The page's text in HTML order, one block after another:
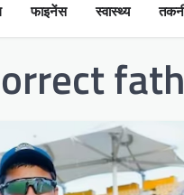
फाइनेंस स्वास्थ्य